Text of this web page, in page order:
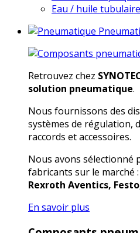
Eau / huile
Retrouvez chez
solution pneumatique.
Nous fournissons des
systèmes de régulation,
raccords et accessoires.
Nous avons sélectionné
fabricants sur le marché :
Rexroth Aventics,
En savoir plus